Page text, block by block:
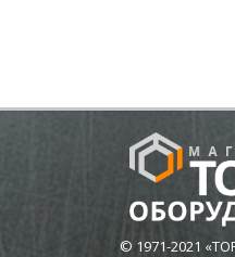
© 1971-2021